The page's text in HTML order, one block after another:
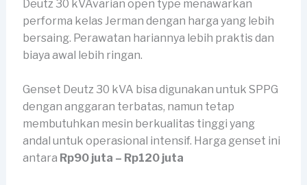
Deutz 30 kVAvarian open type menawarkan
performa kelas Jerman dengan harga yang lebih
bersaing. Perawatan hariannya lebih praktis dan
biaya awal lebih ringan.
Genset Deutz 30 kVA bisa digunakan untuk SPPG
dengan anggaran terbatas, namun tetap
membutuhkan mesin berkualitas tinggi yang
andal untuk operasional intensif. Harga genset ini
antara Rp90 juta – Rp120 juta